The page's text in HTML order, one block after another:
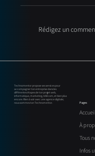
entreprises
Rédigez un
Pages
Accueil
À
Tous
Infos
Technomentor propose ses services pour
accompagner ton entreprise dans les
différentes étapes de ton projet web,
informatique, marketing, télécom, et bien plus
encore. Rien à voir avec une agence digitale;
nous sommes ton Technomentor.